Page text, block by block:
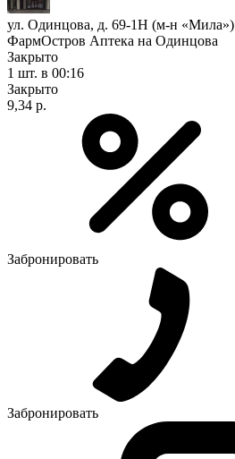
ул. Одинцова, д. 69-1Н (м-н «Мила»)
ФармОстров Аптека на Одинцова
Закрыто
1 шт. в 00:16
Закрыто
9,34 р.
Забронировать
Забронировать